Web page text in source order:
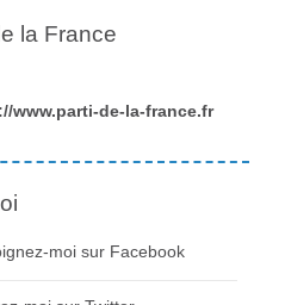
la France
www.parti-de-la-france.fr
moi sur Facebook